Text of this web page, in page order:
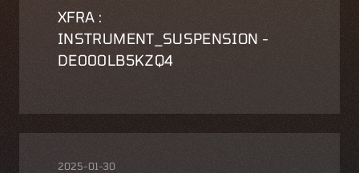
XFRA :
INSTRUMENT_SUSPENSION -
DE000LB5KZQ4
2025-01-30